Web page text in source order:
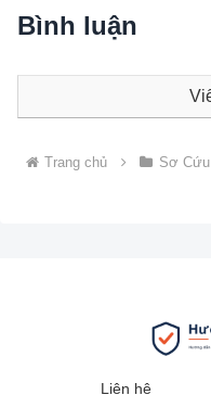
Bình luận
Trang chủ Sơ
Liên hệ